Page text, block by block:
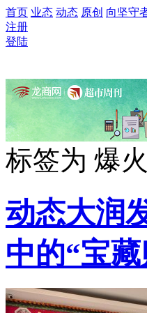
首页 业态 动态 原创 向坚守
注册
登陆
标签为 爆火
动态大润
中的“宝